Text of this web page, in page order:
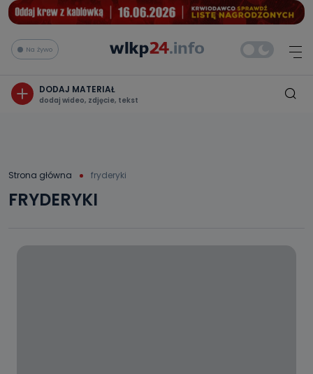
Na żywo
DODAJ MATERIAŁ
dodaj wideo, zdjęcie, tekst
Strona główna fryderyki
FRYDERYKI